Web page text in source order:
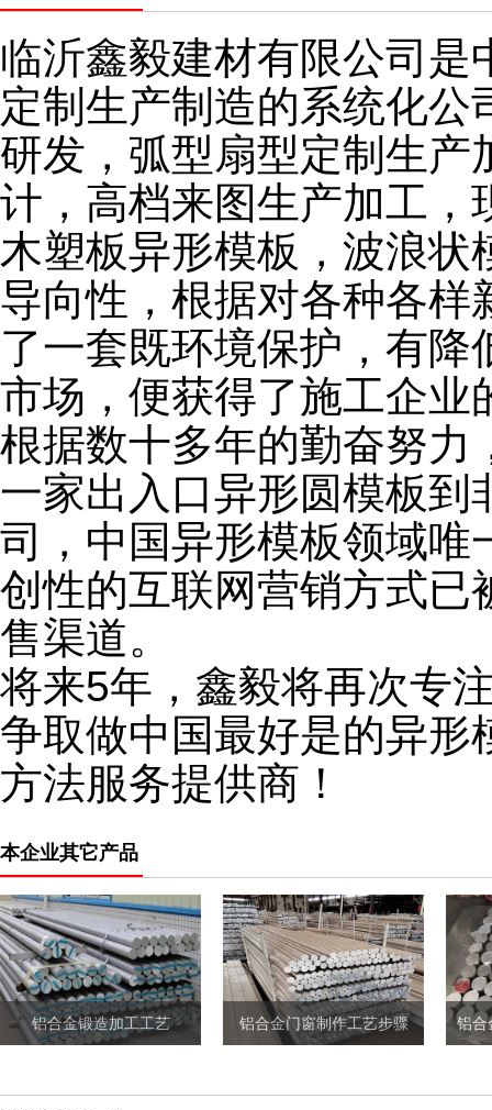
临沂鑫毅建材有限公司
定制生产制造的系统化
研发，弧型扇型定制生产
计，高档来图生产加工，
木塑板异形模板，波浪状
导向性，根据对各种各样
了一套既环境保护，有
市场，便获得了施工企业
根据数十多年的勤奋努力
一家出入口异形圆模板到
司，中国异形模板领域唯
创性的互联网营销方式已
售渠道。
将来5年，鑫毅将再次专
争取做中国最好是的异形
方法服务提供商！
本企业其它产品
铝合金锻造加工工艺 铝合金门窗制作工艺步骤